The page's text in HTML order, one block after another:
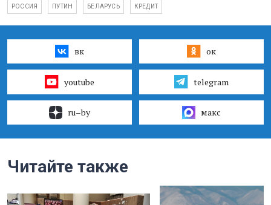
РОССИЯ ПУТИН БЕЛАРУСЬ КРЕДИТ
вк ок
youtube telegram
ru–by макс
Читайте также